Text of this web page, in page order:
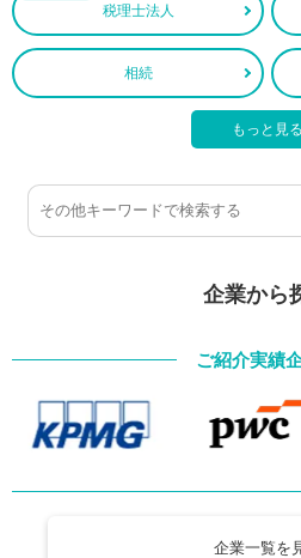
税理士法人
相続
もっと見る
企業から
ご紹介実績
企業一覧を